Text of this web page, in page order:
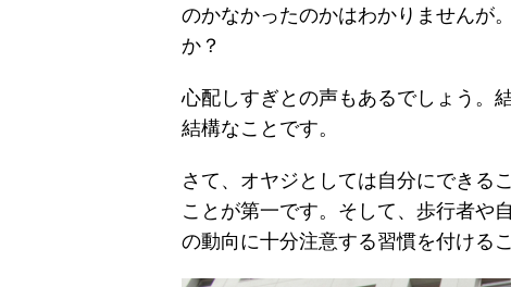
のかなかったのかはわかりませんが
か？
心配しすぎとの声もあるでしょう。
結構なことです。
さて、オヤジとしては自分にできる
ことが第一です。そして、歩行者や
の動向に十分注意する習慣を付ける